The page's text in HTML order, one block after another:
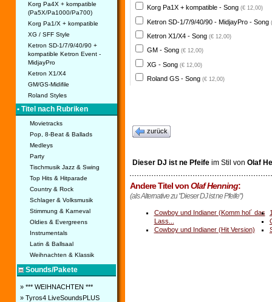
Korg Pa4X + kompatible
(Pa5X/Pa1000/Pa700)
Korg Pa1/X + kompatible
XG / SFF Style
Ketron SD-1/7/9/40/90 +
kompatible Ketron Event -
MidjayPro
Ketron X1/X4
GM/GS-Midifile
Roland Styles
• Titel nach Rubriken
Movietracks
Pop, 8-Beat & Ballads
Medleys
Party
Tischmusik Jazz & Swing
Top Hits & Hitparade
Country & Rock
Schlager & Volksmusik
Stimmung & Karneval
Oldies & Evergreens
Instrumentals
Latin & Ballsaal
Weihnachten & Klassik
Sounds/Pakete
» *** WEIHNACHTEN ***
» Tyros4 LiveSoundsPLUS
Korg Pa1X + kompatible - Song (€ 12,00)
Ketron SD-1/7/9/40/90 - MidjayPro - Song
Ketron X1/X4 - Song (€ 12,00)
GM - Song (€ 12,00)
XG - Song (€ 12,00)
Roland GS - Song (€ 12,00)
zurück
Dieser DJ ist ne Pfeifeim Stil von Olaf
Andere Titel vonOlaf Henning:
(als Alternative zu "Dieser DJ ist ne Pfeife")
Cowboy und Indianer (Komm hol´ das
Lass...
Cowboy und Indianer (Hit Version)